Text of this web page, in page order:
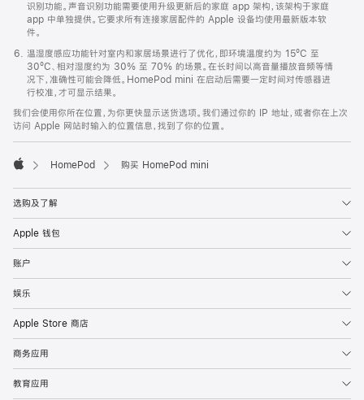
识别功能。声音识别功能需要使用升级更新后的家庭 app 架构，该架构于家庭
app 中单独提供。它要求所有连接家居配件的 Apple 设备均使用最新版本软
件。
温湿度感应功能针对室内和家居场景进行了优化，即环境温度约为 15ºC 至
30ºC、相对湿度约为 30% 至 70% 的场景。在长时间以高音量播放音频等情
况下，准确性可能会降低。HomePod mini 在启动后需要一定时间对传感器进
行校准，才可显示结果。
我们会使用你所在位置，为你更快显示送货选项。我们通过你的 IP 地址，或者你在上次
访问 Apple 网站时输入的位置信息，找到了你的位置。
HomePod 购买 HomePod mini
选购及了解
Apple 钱包
账户
娱乐
Apple Store 商店
商务应用
教育应用